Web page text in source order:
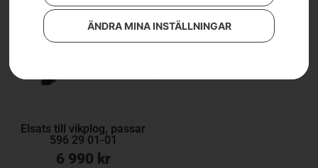
ÄNDRA MINA INSTÄLLNINGAR
Elsats till vikplog, passar
596 29 01-01
6 990 kr